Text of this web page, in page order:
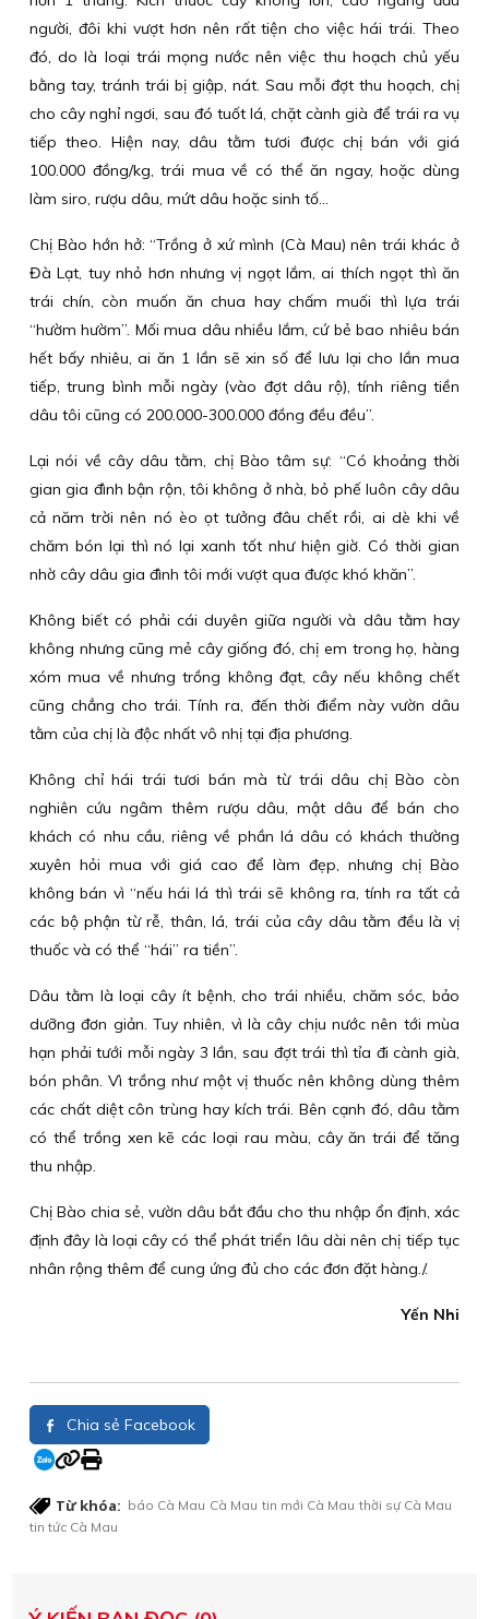
người, đôi khi vượt hơn nên rất tiện cho việc hái trái. Theo
đó, do là loại trái mọng nước nên việc thu hoạch chủ yếu
bằng tay, tránh trái bị giập, nát. Sau mỗi đợt thu hoạch, chị
cho cây nghỉ ngơi, sau đó tuốt lá, chặt cành già để trái ra vụ
tiếp theo. Hiện nay, dâu tằm tươi được chị bán với giá
100.000 đồng/kg, trái mua về có thể ăn ngay, hoặc dùng
làm siro, rượu dâu, mứt dâu hoặc sinh tố...
Chị Bào hớn hở: “Trồng ở xứ mình (Cà Mau) nên trái khác ở
Đà Lạt, tuy nhỏ hơn nhưng vị ngọt lắm, ai thích ngọt thì ăn
trái chín, còn muốn ăn chua hay chấm muối thì lựa trái
“hườm hườm”. Mối mua dâu nhiều lắm, cứ bẻ bao nhiêu bán
hết bấy nhiêu, ai ăn 1 lần sẽ xin số để lưu lại cho lần mua
tiếp, trung bình mỗi ngày (vào đợt dâu rộ), tính riêng tiền
dâu tôi cũng có 200.000-300.000 đồng đều đều”.
Lại nói về cây dâu tằm, chị Bào tâm sự: “Có khoảng thời
gian gia đình bận rộn, tôi không ở nhà, bỏ phế luôn cây dâu
cả năm trời nên nó èo ọt tưởng đâu chết rồi, ai dè khi về
chăm bón lại thì nó lại xanh tốt như hiện giờ. Có thời gian
nhờ cây dâu gia đình tôi mới vượt qua được khó khăn”.
Không biết có phải cái duyên giữa người và dâu tằm hay
không nhưng cũng mẻ cây giống đó, chị em trong họ, hàng
xóm mua về nhưng trồng không đạt, cây nếu không chết
cũng chẳng cho trái. Tính ra, đến thời điểm này vườn dâu
tằm của chị là độc nhất vô nhị tại địa phương.
Không chỉ hái trái tươi bán mà từ trái dâu chị Bào còn
nghiên cứu ngâm thêm rượu dâu, mật dâu để bán cho
khách có nhu cầu, riêng về phần lá dâu có khách thường
xuyên hỏi mua với giá cao để làm đẹp, nhưng chị Bào
không bán vì “nếu hái lá thì trái sẽ không ra, tính ra tất cả
các bộ phận từ rễ, thân, lá, trái của cây dâu tằm đều là vị
thuốc và có thể “hái” ra tiền”.
Dâu tằm là loại cây ít bệnh, cho trái nhiều, chăm sóc, bảo
dưỡng đơn giản. Tuy nhiên, vì là cây chịu nước nên tới mùa
hạn phải tưới mỗi ngày 3 lần, sau đợt trái thì tỉa đi cành già,
bón phân. Vì trồng như một vị thuốc nên không dùng thêm
các chất diệt côn trùng hay kích trái. Bên cạnh đó, dâu tằm
có thể trồng xen kẽ các loại rau màu, cây ăn trái để tăng
thu nhập.
Chị Bào chia sẻ, vườn dâu bắt đầu cho thu nhập ổn định, xác
định đây là loại cây có thể phát triển lâu dài nên chị tiếp tục
nhân rộng thêm để cung ứng đủ cho các đơn đặt hàng./.
Yến Nhi
Chia sẻ Facebook
Từ khóa: báo Cà Mau Cà Mau tin mới Cà Mau thời sự Cà Mau
tin tức Cà Mau